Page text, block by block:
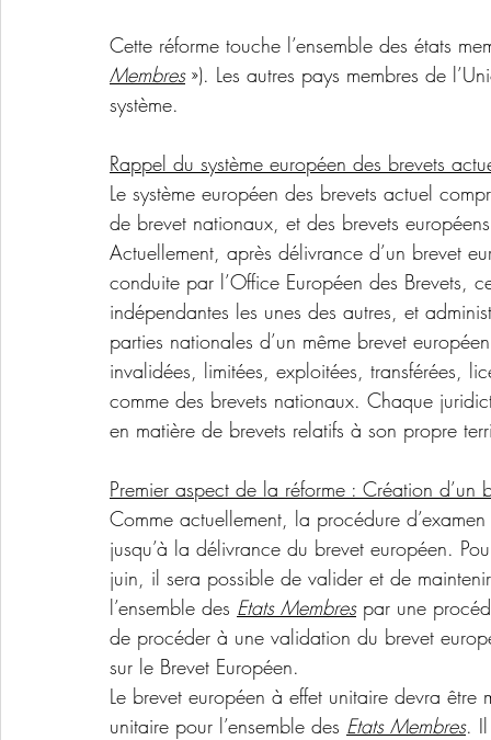
Cette réforme touche l’ensemble des états
Membres »). Les autres pays membres de
système.
Rappel du système européen des brevets
Le système européen des brevets actuel
de brevet nationaux, et des brevets
Actuellement, après délivrance d’un brevet
conduite par l’Office Européen des Brevets,
indépendantes les unes des autres, et
parties nationales d’un même brevet
invalidées, limitées, exploitées, transférées,
comme des brevets nationaux. Chaque
en matière de brevets relatifs à son propre
Premier aspect de la réforme : Création d’un
Comme actuellement, la procédure
jusqu’à la délivrance du brevet européen.
juin, il sera possible de valider et de
l’ensemble des Etats Membres par une
de procéder à une validation du brevet
sur le Brevet Européen.
Le brevet européen à effet unitaire devra
unitaire pour l’ensemble des Etats Membres. Il